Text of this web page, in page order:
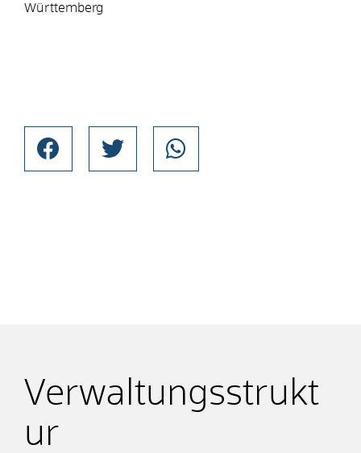
Württemberg
Verwaltungsstrukt
ur